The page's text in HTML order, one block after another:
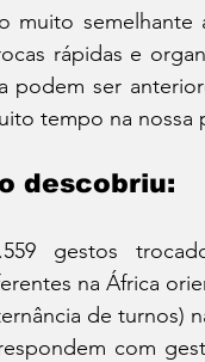
muito semelhante
rápidas e
podem ser
tempo na
descobriu:
gestos
na África
de turnos)
com